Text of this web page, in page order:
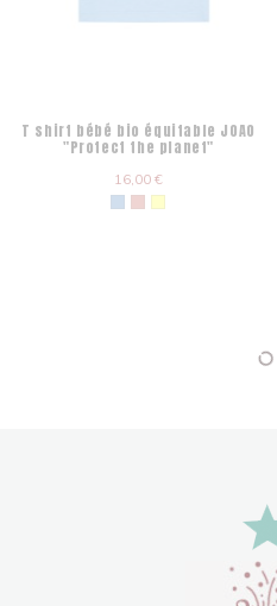
T shirt bébé bio équitable JOAO
"Protect the planet"
16,00 €